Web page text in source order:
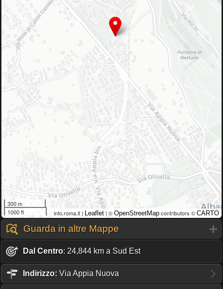
300 m
1000 ft
info.roma.it | Leaflet | © OpenStreetMap contributors © CARTO
Guarda in altre Mappe
Dal Centro: 24,844 km a Sud Est
Indirizzo: Via Appia Nuova